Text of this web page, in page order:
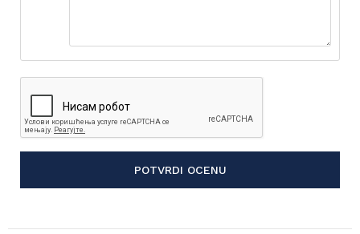
POTVRDI OCENU